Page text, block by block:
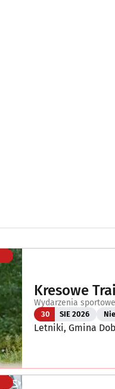
Kresowe
Wydarzenia
30 SIE 2026
Letniki, Gmina